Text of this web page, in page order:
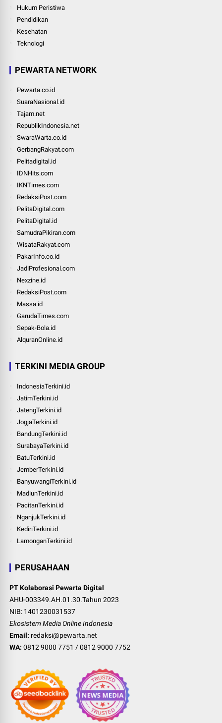
Hukum Peristiwa
Pendidikan
Kesehatan
Teknologi
PEWARTA NETWORK
Pewarta.co.id
SuaraNasional.id
Tajam.net
RepublikIndonesia.net
SwaraWarta.co.id
GerbangRakyat.com
Pelitadigital.id
IDNHits.com
IKNTimes.com
RedaksiPost.com
PelitaDigital.com
PelitaDigital.id
SamudraPikiran.com
WisataRakyat.com
PakarInfo.co.id
JadiProfesional.com
Nexzine.id
RedaksiPost.com
Massa.id
GarudaTimes.com
Sepak-Bola.id
AlquranOnline.id
TERKINI MEDIA GROUP
IndonesiaTerkini.id
JatimTerkini.id
JatengTerkini.id
JogjaTerkini.id
BandungTerkini.id
SurabayaTerkini.id
BatuTerkini.id
JemberTerkini.id
BanyuwangiTerkini.id
MadiunTerkini.id
PacitanTerkini.id
NganjukTerkini.id
KediriTerkini.id
LamonganTerkini.id
PERUSAHAAN
PT Kolaborasi Pewarta Digital
AHU-003349.AH.01.30.Tahun 2023
NIB: 1401230031537
Ekosistem Media Online Indonesia
Email: redaksi@pewarta.net
WA: 0812 9000 7751 /0812 9000 7752